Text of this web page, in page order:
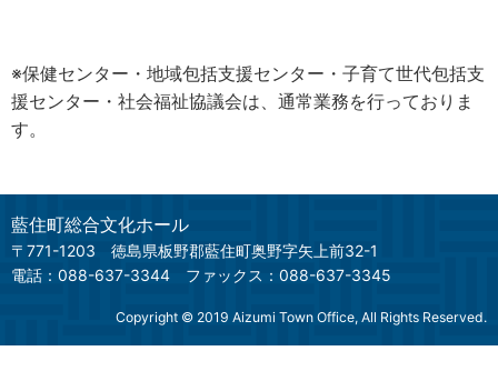
※保健センター・地域包括支援センター・子育て世代包括支
援センター・社会福祉協議会は、通常業務を行っておりま
す。
藍住町総合文化ホール
〒771-1203
徳島県板野郡藍住町奥野字矢上前32-1
電話：088-637-3344
ファックス：088-637-3345
Copyright © 2019 Aizumi Town Office, All Rights Reserved.